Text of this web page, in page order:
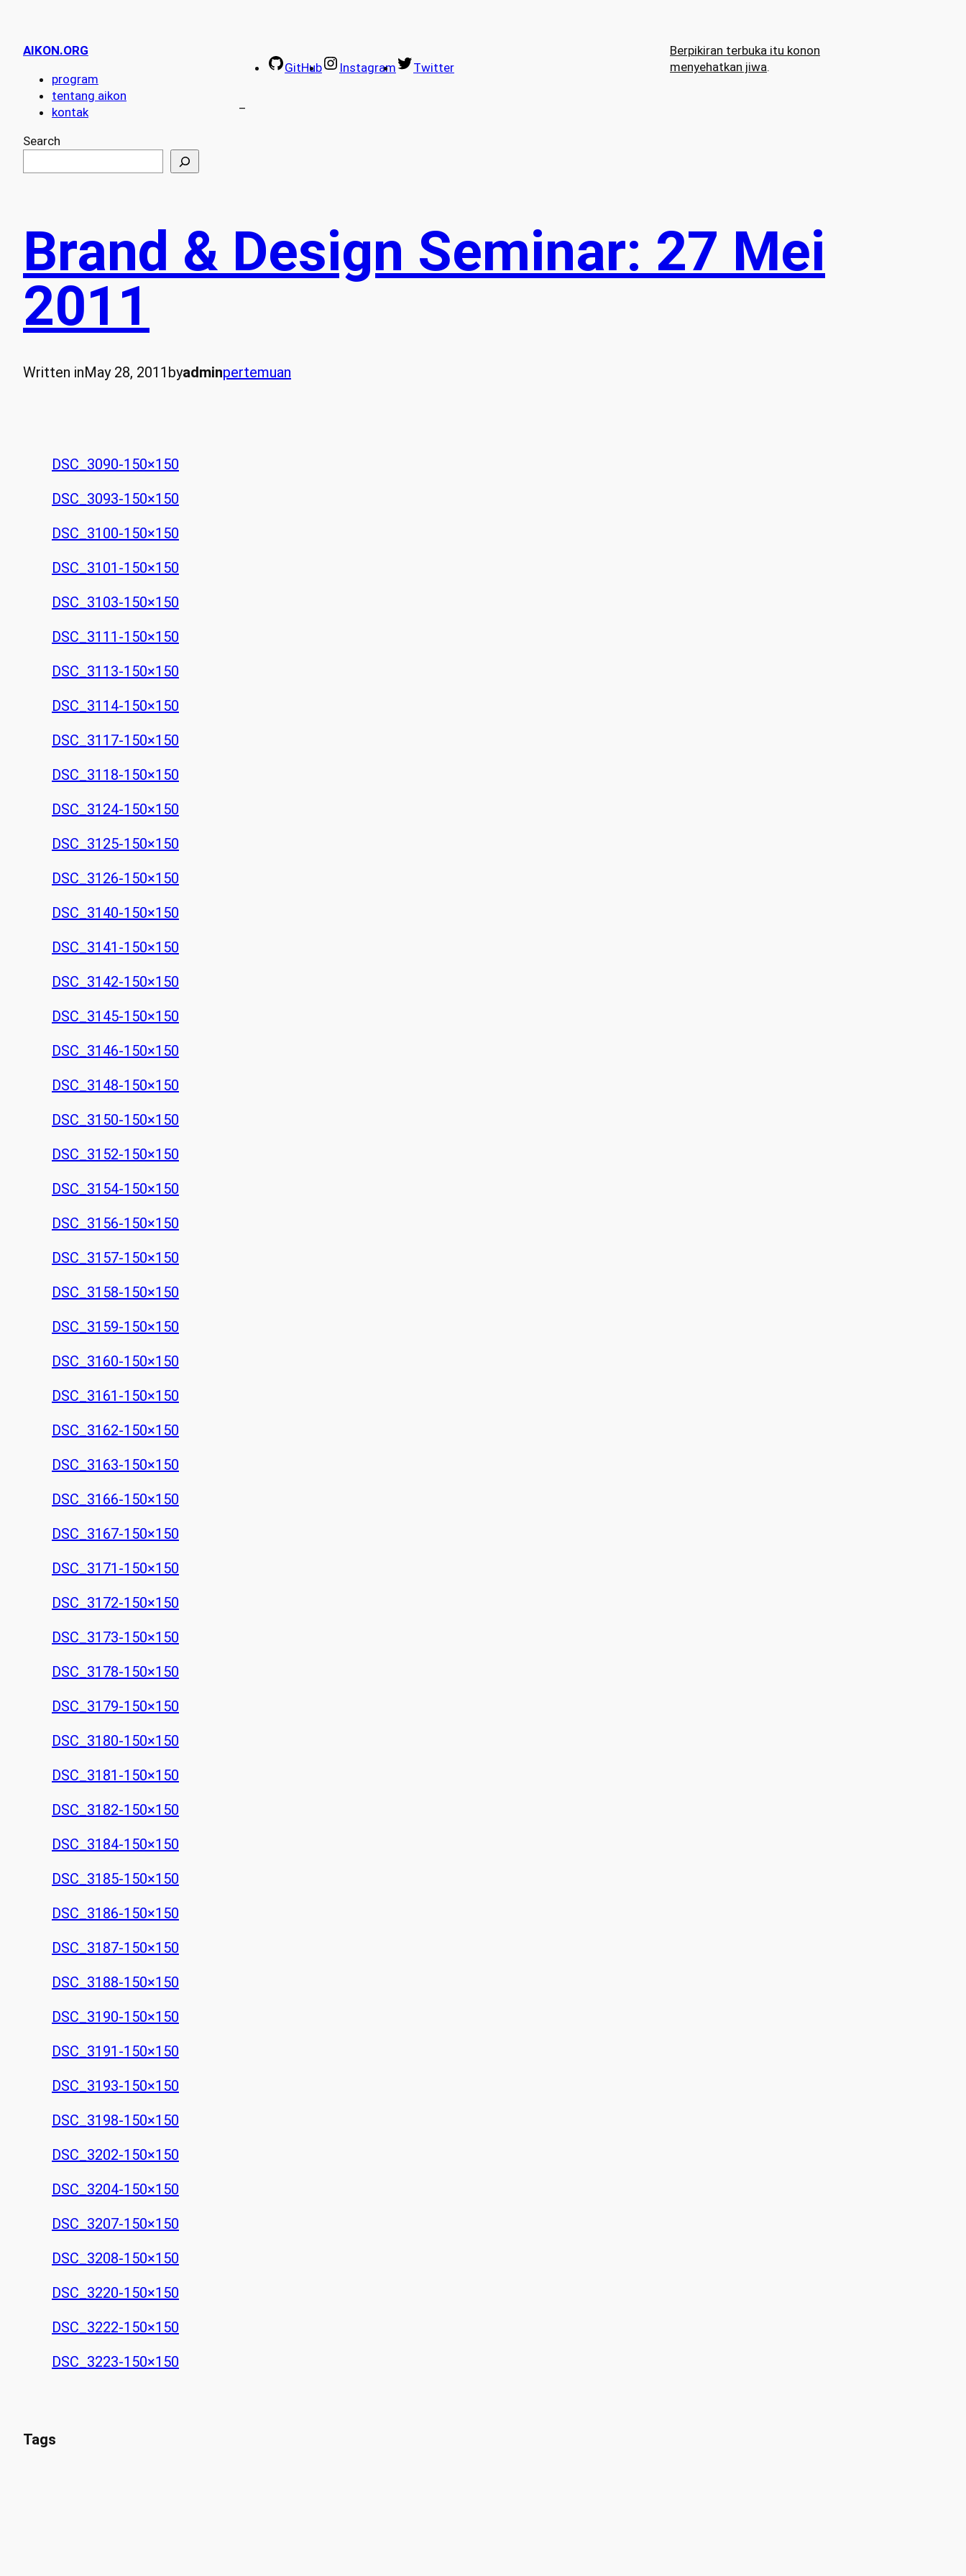
AIKON.ORG
program
tentang aikon
kontak
Search
GitHub Instagram Twitter
–
Berpikiran terbuka itu konon
menyehatkan jiwa.
Brand & Design Seminar: 27 Mei
2011
Written inMay 28, 2011 byadminpertemuan
DSC_3090-150×150
DSC_3093-150×150
DSC_3100-150×150
DSC_3101-150×150
DSC_3103-150×150
DSC_3111-150×150
DSC_3113-150×150
DSC_3114-150×150
DSC_3117-150×150
DSC_3118-150×150
DSC_3124-150×150
DSC_3125-150×150
DSC_3126-150×150
DSC_3140-150×150
DSC_3141-150×150
DSC_3142-150×150
DSC_3145-150×150
DSC_3146-150×150
DSC_3148-150×150
DSC_3150-150×150
DSC_3152-150×150
DSC_3154-150×150
DSC_3156-150×150
DSC_3157-150×150
DSC_3158-150×150
DSC_3159-150×150
DSC_3160-150×150
DSC_3161-150×150
DSC_3162-150×150
DSC_3163-150×150
DSC_3166-150×150
DSC_3167-150×150
DSC_3171-150×150
DSC_3172-150×150
DSC_3173-150×150
DSC_3178-150×150
DSC_3179-150×150
DSC_3180-150×150
DSC_3181-150×150
DSC_3182-150×150
DSC_3184-150×150
DSC_3185-150×150
DSC_3186-150×150
DSC_3187-150×150
DSC_3188-150×150
DSC_3190-150×150
DSC_3191-150×150
DSC_3193-150×150
DSC_3198-150×150
DSC_3202-150×150
DSC_3204-150×150
DSC_3207-150×150
DSC_3208-150×150
DSC_3220-150×150
DSC_3222-150×150
DSC_3223-150×150
Tags